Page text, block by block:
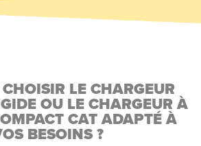
LE CHARGEUR
OU LE CHARGEUR À
CAT ADAPTÉ À
BESOINS ?